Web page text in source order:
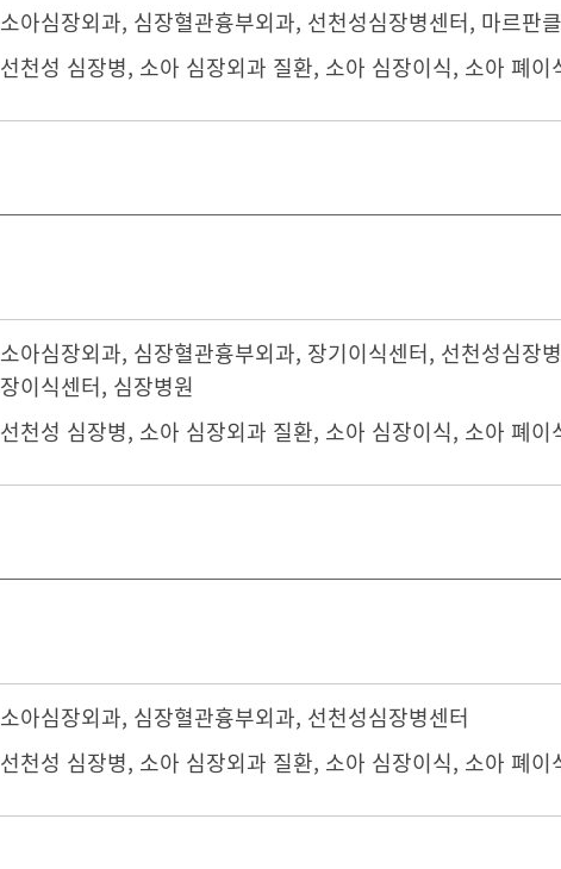
소아심장외과, 심장혈관흉부외과, 선천성심장병센터, 마르판
선천성 심장병, 소아 심장외과 질환, 소아 심장이식, 소아 폐이
소아심장외과, 심장혈관흉부외과, 장기이식센터, 선천성심장
장이식센터, 심장병원
선천성 심장병, 소아 심장외과 질환, 소아 심장이식, 소아 폐이
소아심장외과, 심장혈관흉부외과, 선천성심장병센터
선천성 심장병, 소아 심장외과 질환, 소아 심장이식, 소아 폐이